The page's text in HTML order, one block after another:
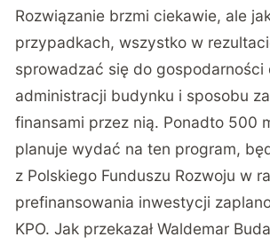
Rozwiązanie brzmi ciekawie, ale
przypadkach, wszystko w
sprowadzać się do gospodarności
administracji budynku i sposobu
finansami przez nią. Ponadto 500
planuje wydać na ten program,
z Polskiego Funduszu Rozwoju w
prefinansowania inwestycji
KPO. Jak przekazał Waldemar